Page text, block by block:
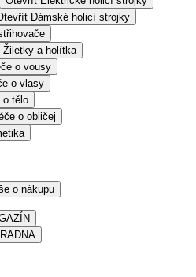
Dámské holicí strojky
Žiletky a holítka
o vousy
o vlasy
o tělo
o obličej
o nákupu